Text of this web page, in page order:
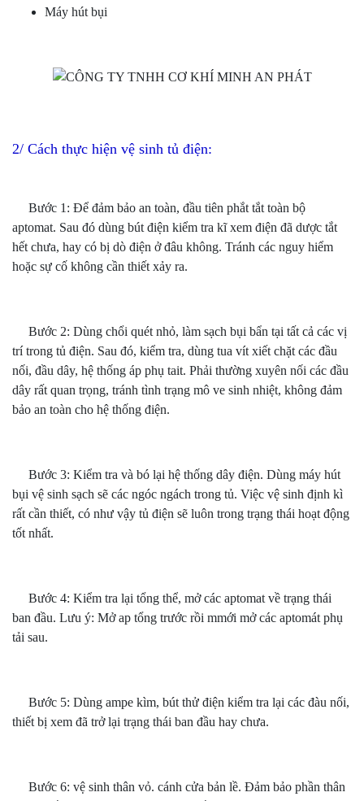
Máy hút bụi
2/ Cách thực hiện vệ sinh tủ điện:
Bước 1: Để đảm bảo an toàn, đầu tiên phắt tắt toàn bộ
aptomat. Sau đó dùng bút điện kiểm tra kĩ xem điện đã dược tắt
hết chưa, hay có bị dò điện ở đâu không. Tránh các nguy hiểm
hoặc sự cố không cần thiết xảy ra.
Bước 2: Dùng chổi quét nhỏ, làm sạch bụi bẩn tại tất cả các vị
trí trong tủ điện. Sau đó, kiểm tra, dùng tua vít xiết chặt các đầu
nối, đầu dây, hệ thống áp phụ tait. Phải thường xuyên nối các đầu
dây rất quan trọng, tránh tình trạng mô ve sinh nhiệt, không đảm
bảo an toàn cho hệ thống điện.
Bước 3: Kiểm tra và bó lại hệ thống dây điện. Dùng máy hút
bụi vệ sinh sạch sẽ các ngóc ngách trong tủ. Việc vệ sinh định kì
rất cần thiết, có như vậy tủ điện sẽ luôn trong trạng thái hoạt động
tốt nhất.
Bước 4: Kiểm tra lại tổng thể, mở các aptomat về trạng thái
ban đầu. Lưu ý: Mở ap tổng trước rồi mmới mở các aptomát phụ
tải sau.
Bước 5: Dùng ampe kìm, bút thử điện kiểm tra lại các đàu nối,
thiết bị xem đã trở lại trạng thái ban đầu hay chưa.
Bước 6: vệ sinh thân vỏ. cánh cửa bản lề. Đảm bảo phần thân